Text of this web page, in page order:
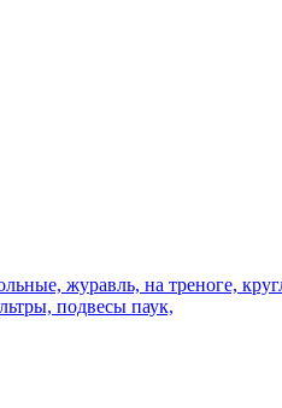
журавль, на треноге,
подвесы паук,